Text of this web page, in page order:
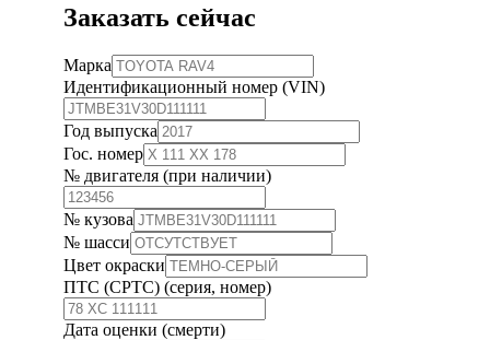
Заказать сейчас
Марка
Идентификационный номер (VIN)
Год выпуска
Гос. номер
№ двигателя (при наличии)
№ кузова
№ шасси
Цвет окраски
ПТС (СРТС) (серия, номер)
Дата оценки (смерти)